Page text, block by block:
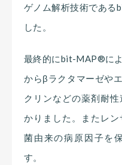
ゲノム解析技術であ
した。
最終的にbit-MAP®に
からβラクタマーゼや
クリンなどの薬剤耐
かりました。またレ
菌由来の病原因子を
す。